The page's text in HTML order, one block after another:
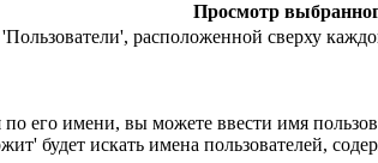
Просмотр
расположенной сверху
его имени, вы можете ввести имя
будет искать имена пользователей,